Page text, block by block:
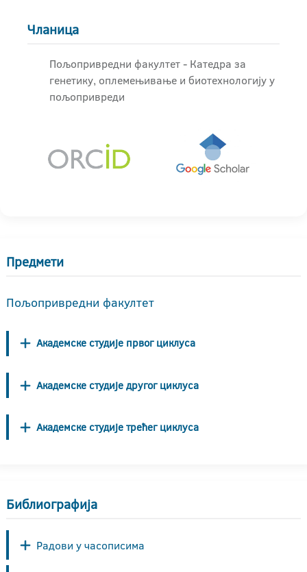
Чланица
Пољопривредни факултет - Катедра за
генетику, оплемењивање и биотехнологију у
пољопривреди
Предмети
Пољопривредни факултет
Академске студије првог циклуса
Академске студије другог циклуса
Академске студије трећег циклуса
Библиографија
Радови у часописима